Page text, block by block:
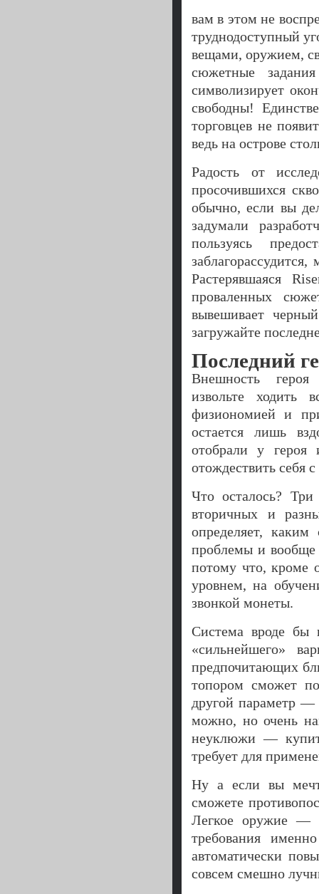
вам в этом не
труднодоступный
вещами, оружием,
сюжетные
символизирует
свободны!
торговцев не
ведь на острове
Радость от
просочившихся
обычно, если вы
задумали
пользуясь
Растерявшаяся
проваленных
вывешивает
загружайте
Последний
Внешность
извольте
физиономией и
остается лишь
отобрали у
отождествить себя
Что осталось?
вторичных и
определяет,
проблемы и вообще
потому что, кроме
уровнем, на
звонкой монеты.
Система вроде бы
«сильнейшего»
предпочитающих
топором сможет
другой параметр —
можно, но очень
неуклюжи —
требует для
Ну а если вы
сможете
Легкое оружие —
требования
автоматически
совсем смешно